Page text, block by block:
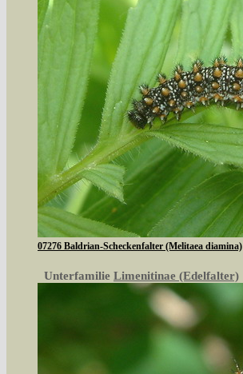
07276 Baldrian-Scheckenfalter (Melitaea diamina)
Unterfamilie Limenitinae (Edelfalter)